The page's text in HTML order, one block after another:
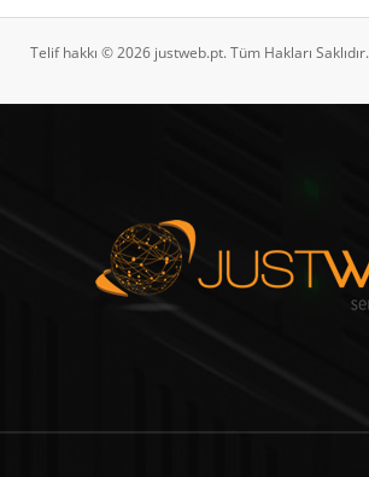
Telif hakkı © 2026 justweb.pt. Tüm Hakları Saklıdır.